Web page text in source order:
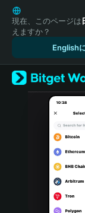
English
日本語
Tiếng Việt
Español
Türkçe
Italiano
Português
Bahasa Indonesia
現在、このページは
えますか？
English